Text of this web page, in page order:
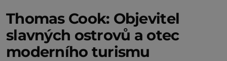
Thomas Cook: Objevitel
slavných ostrovů a otec
moderního turismu